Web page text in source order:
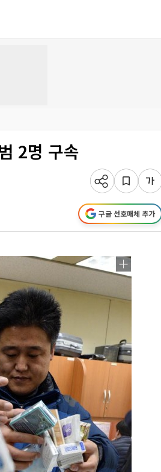
2명 구속
구글 선호매체 추가